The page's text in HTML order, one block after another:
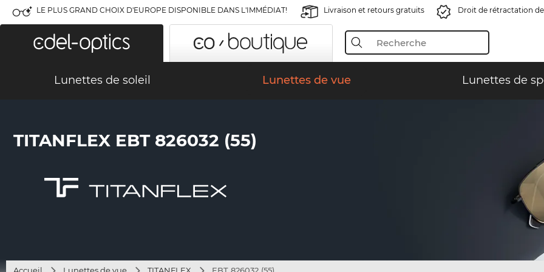
LE PLUS GRAND CHOIX D'EUROPE DISPONIBLE DANS L'IMMÉDIAT! Livraison et retours gratuits Droit de rétractation
Lunettes de soleil Lunettes de vue Lunettes de
TITANFLEX EBT 826032 (55)